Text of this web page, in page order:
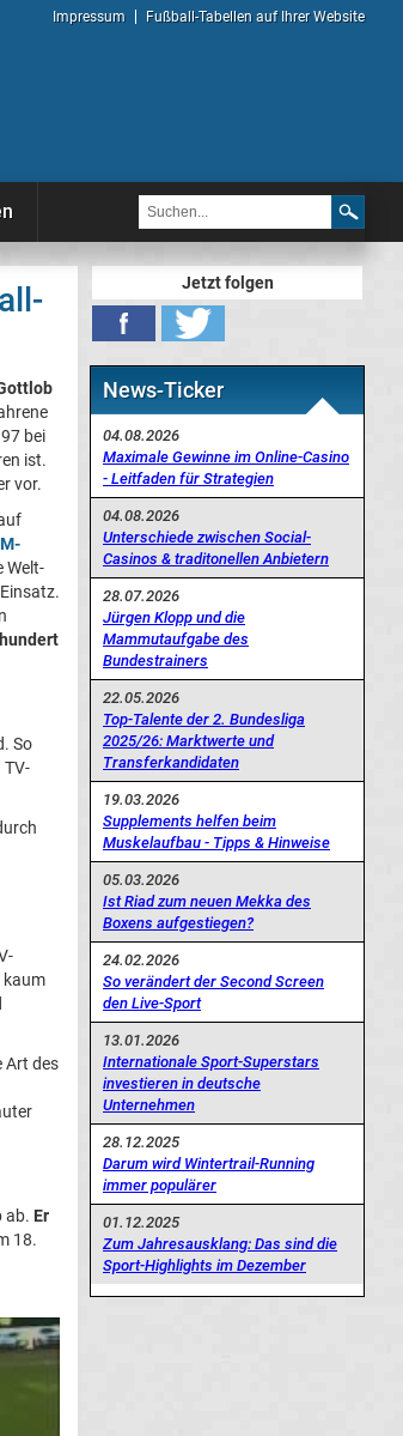
Impressum Fußball-Tabellen auf Ihrer Website
bei
ist.
vor.
Welt-
So
TV-
kaum
Art des
ab. Er
18.
Jetzt folgen
News-Ticker
04.08.2026
Maximale Gewinne im Online-Casino
- Leitfaden für Strategien
04.08.2026
Unterschiede zwischen Social-
Casinos & traditonellen Anbietern
28.07.2026
Jürgen Klopp und die
Mammutaufgabe des
Bundestrainers
22.05.2026
Top-Talente der 2. Bundesliga
2025/26: Marktwerte und
Transferkandidaten
19.03.2026
Supplements helfen beim
Muskelaufbau - Tipps & Hinweise
05.03.2026
Ist Riad zum neuen Mekka des
Boxens aufgestiegen?
24.02.2026
So verändert der Second Screen
den Live-Sport
13.01.2026
Internationale Sport-Superstars
investieren in deutsche
Unternehmen
28.12.2025
Darum wird Wintertrail-Running
immer populärer
01.12.2025
Zum Jahresausklang: Das sind die
Sport-Highlights im Dezember